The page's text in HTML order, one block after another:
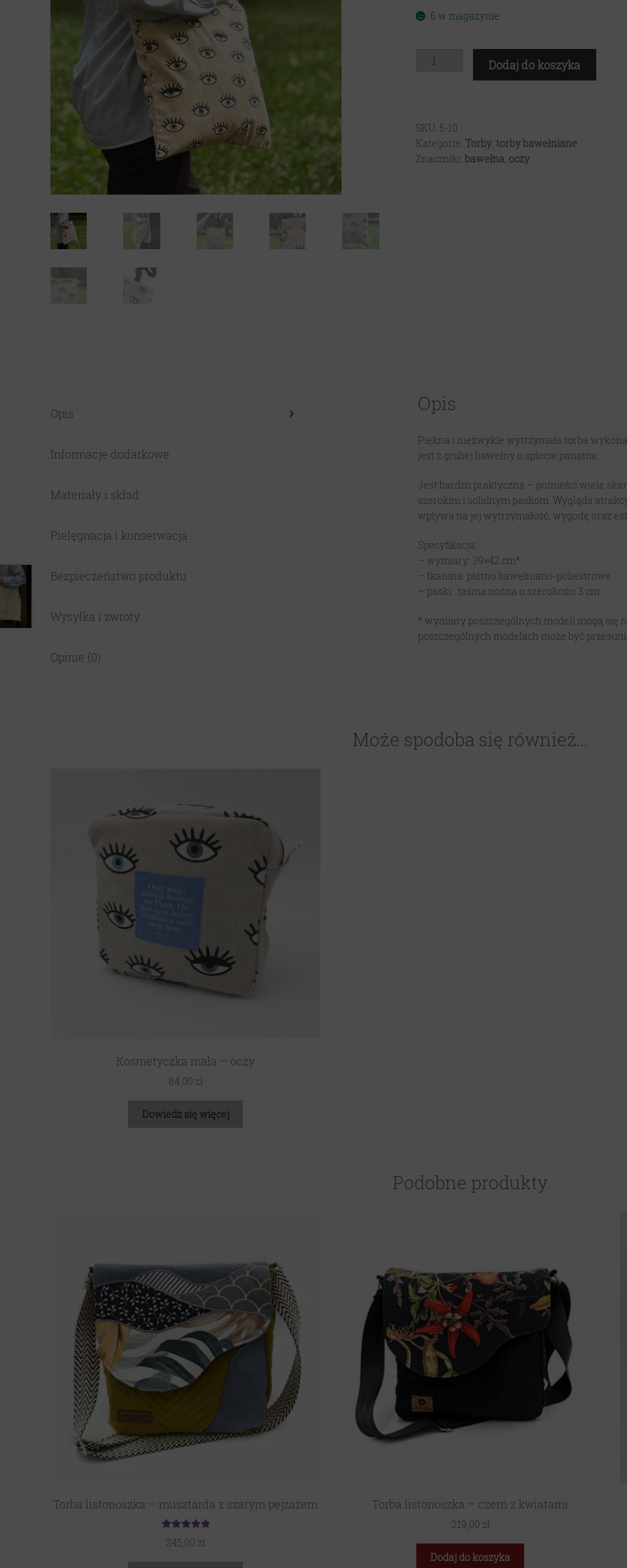
6 w magazynie
ilość
Dodaj do koszyka
SKU: 5-10
Kategorie: Torby, torby bawełniane
Znaczniki: bawełna, oczy
Opis
Informacje dodatkowe
Materiały i skład
Pielęgnacja i konserwacja
Bezpieczeństwo produktu
Wysyłka i zwroty
Opinie (0)
Opis
Piękna i niezwykle wytrzymała torba
jest z grubej bawełny o splocie panama.
Jest bardzo praktyczna – pomieści wiele
szerokim i solidnym paskom. Wygląda
wpływa na jej wytrzymałość, wygodę oraz
Specyfikacja:
– wymiary: 39×42 cm*
– tkanina: płótno bawełniano-poliestrowe
– paski: taśma nośna o szerokości 3 cm
* wymiary poszczególnych modeli mogą się
poszczególnych modelach może być
Może spodoba się również…
Kosmetyczka mała – oczy
84,00 zł
Dowiedz się więcej
Podobne produkty
Torba listonoszka – musztarda z szarym pejzażem
5.00
245,00 zł
Torba listonoszka – czerń z kwiatami
219,00 zł
Dodaj do koszyka